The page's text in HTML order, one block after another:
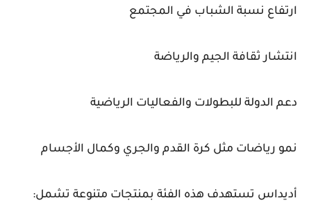
ارتفاع نسبة الشباب في المجتمع
انتشار ثقافة الجيم والرياضة
دعم الدولة للبطولات والفعاليات الرياضية
نمو رياضات مثل كرة القدم والجري وكمال الأجسام
أديداس تستهدف هذه الفئة بمنتجات متنوعة تشمل: